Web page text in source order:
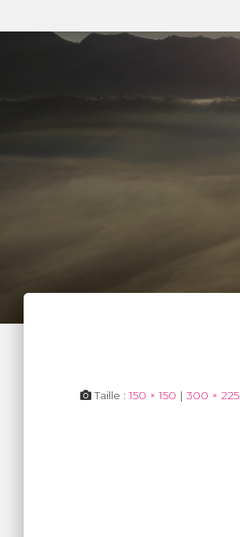
Taille :150 × 150 | 300 × 225